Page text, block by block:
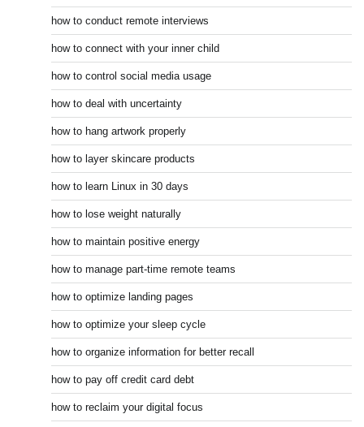
how to conduct remote interviews
how to connect with your inner child
how to control social media usage
how to deal with uncertainty
how to hang artwork properly
how to layer skincare products
how to learn Linux in 30 days
how to lose weight naturally
how to maintain positive energy
how to manage part-time remote teams
how to optimize landing pages
how to optimize your sleep cycle
how to organize information for better recall
how to pay off credit card debt
how to reclaim your digital focus